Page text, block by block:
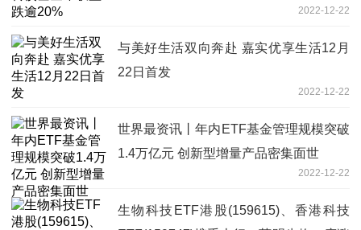
2022-12-22
与美好生活双向奔赴 嘉实优享生活12月
22日首发
2022-12-22
世界最资讯丨年内ETF基金管理规模突破
1.4万亿元 创新型增量产品密集面世
2022-12-22
生物科技ETF港股(159615)、香港科技